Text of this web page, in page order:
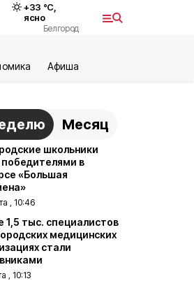
+33 °С,
ясно
Белгород
Aфиша
Месяц
школьники
победителями в
«Большая
, 10:46
1,5 тыс. специалистов
медицинских
стали
, 10:13